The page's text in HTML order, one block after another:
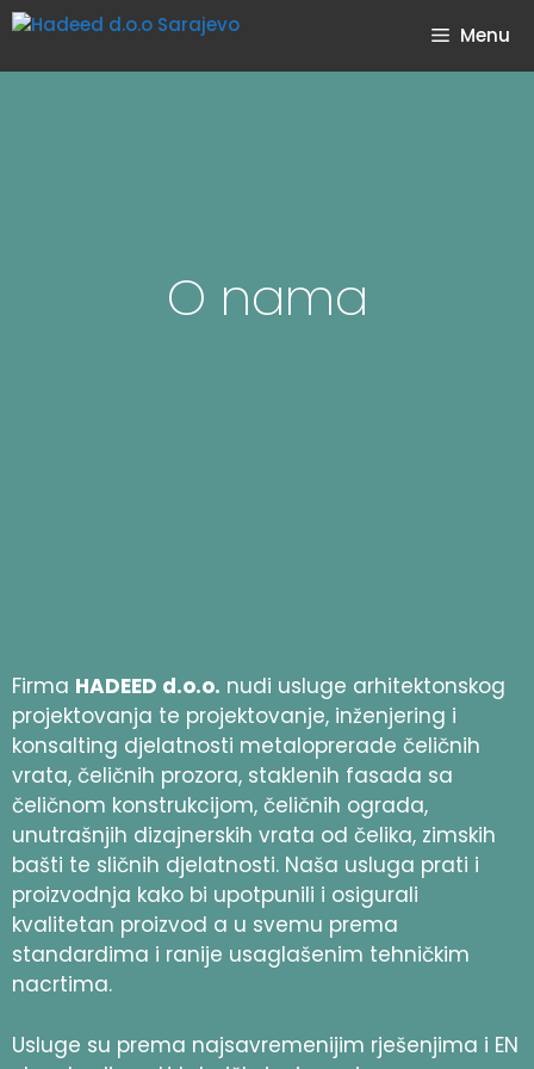
Menu
O nama
Firma HADEED d.o.o. nudi usluge arhitektonskog
projektovanja te projektovanje, inženjering i
konsalting djelatnosti metaloprerade čeličnih
vrata, čeličnih prozora, staklenih fasada sa
čeličnom konstrukcijom, čeličnih ograda,
unutrašnjih dizajnerskih vrata od čelika, zimskih
bašti te sličnih djelatnosti. Naša usluga prati i
proizvodnja kako bi upotpunili i osigurali
kvalitetan proizvod a u svemu prema
standardima i ranije usaglašenim tehničkim
nacrtima.
Usluge su prema najsavremenijim rješenjima i EN